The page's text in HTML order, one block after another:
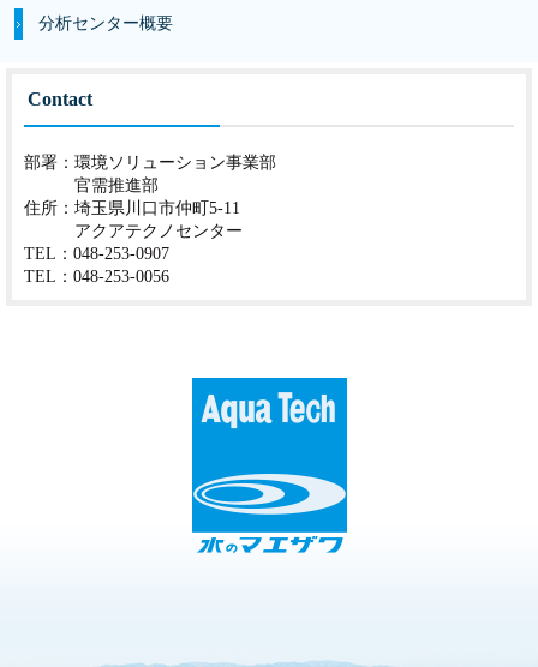
分析センター概要
Contact
部署：環境ソリューション事業部
官需推進部
住所：埼玉県川口市仲町5-11
アクアテクノセンター
TEL：048-253-0907
TEL：048-253-0056